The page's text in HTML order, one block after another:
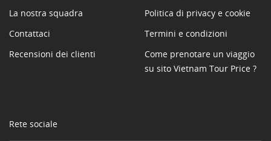
La nostra squadra
Contattaci
Recensioni dei clienti
Politica di privacy e cookie
Termini e condizioni
Come prenotare un viaggio
su sito Vietnam Tour Price ?
Rete sociale